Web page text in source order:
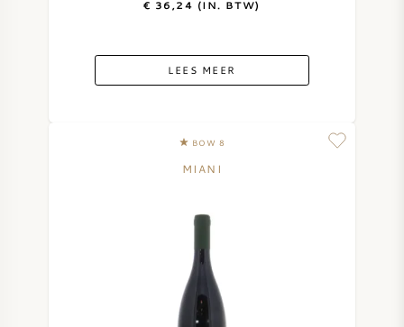
€ 36,24 (IN. BTW)
LEES MEER
BOW 8
MIANI